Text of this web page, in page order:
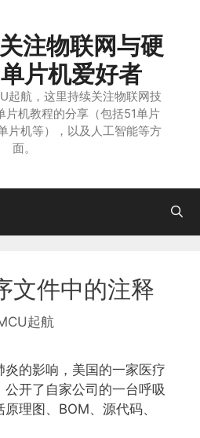
注物联网与硬
片机爱好者
起航，这里持续关注物联网技
片机教程的分享（包括51单片
片机等），以及人工智能等方
面。
文件中的注释
起航
的影响，美国的一家医疗
开了自家公司的一台呼吸
理图、BOM、源代码、